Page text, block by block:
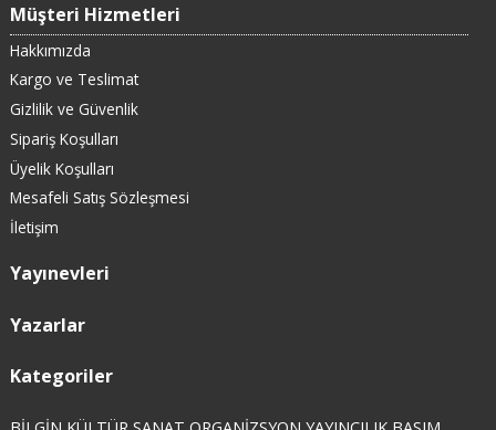
Müşteri Hizmetleri
Hakkımızda
Kargo ve Teslimat
Gizlilik ve Güvenlik
Sipariş Koşulları
Üyelik Koşulları
Mesafeli Satış Sözleşmesi
İletişim
Yayınevleri
Yazarlar
Kategoriler